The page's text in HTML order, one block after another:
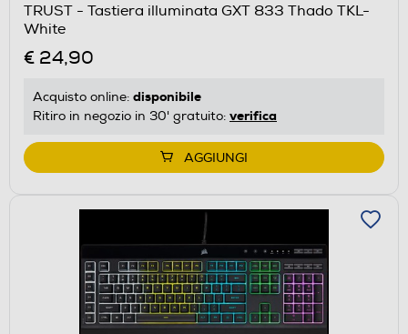
TRUST - Tastiera illuminata GXT 833 Thado TKL-
White
€ 24,90
Acquisto online: disponibile
Ritiro in negozio in 30' gratuito: verifica
AGGIUNGI